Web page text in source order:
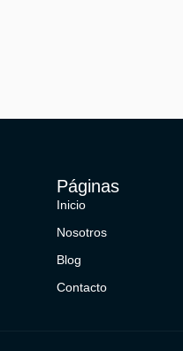
Páginas
Inicio
Nosotros
Blog
Contacto